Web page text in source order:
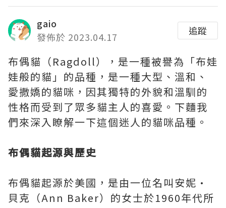
gaio
發佈於 2023.04.17
追蹤
布偶貓（Ragdoll），是一種被譽為「布娃
娃般的貓」的品種，是一種大型、溫和、
愛撒嬌的貓咪，因其獨特的外貌和溫馴的
性格而受到了眾多貓主人的喜愛。下麵我
們來深入瞭解一下這個迷人的貓咪品種。
布偶貓起源與歷史
布偶貓起源於美國，是由一位名叫安妮·
貝克（Ann Baker）的女士於1960年代所